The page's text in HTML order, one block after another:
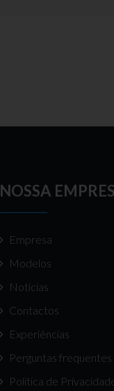
NOSSA
Empresa
Modelos
Notícias
Contactos
Experiências
Perguntas frequentes
Politica de